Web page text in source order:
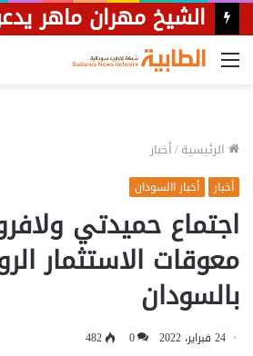
القائمة
الرئيسية/أخبار
أخبار أخبار االسودان
اجتماع حميدتي
معوقات الاستثمار
بالسودان
24 فبراير، 2022 0
482